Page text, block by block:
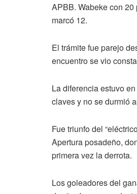
APBB. Wabeke con
marcó 12.
El trámite fue parejo
encuentro se vio
La diferencia estuvo
claves y no se durmió
Fue triunfo del
Apertura posadeño,
primera vez la derrota.
Los goleadores del